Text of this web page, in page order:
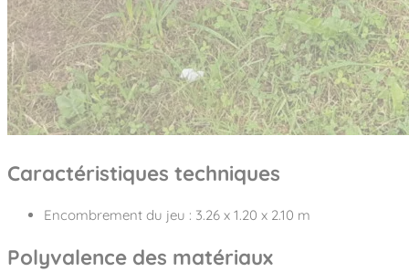
Caractéristiques techniques
Encombrement du jeu : 3.26 x 1.20 x 2.10 m
Polyvalence des matériaux